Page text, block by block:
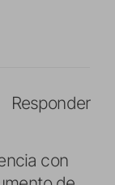
con
Responder